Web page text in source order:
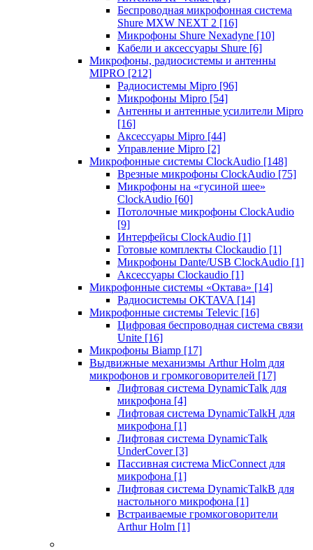
Беспроводная микрофонная система
Shure MXW NEXT 2 [16]
Микрофоны Shure Nexadyne [10]
Кабели и аксессуары Shure [6]
Микрофоны, радиосистемы и антенны
MIPRO [212]
Радиосистемы Mipro [96]
Микрофоны Mipro [54]
Антенны и антенные усилители Mipro
[16]
Аксессуары Mipro [44]
Управление Mipro [2]
Микрофонные системы ClockAudio [148]
Врезные микрофоны ClockAudio [75]
Микрофоны на «гусиной шее»
ClockAudio [60]
Потолочные микрофоны ClockAudio
[9]
Интерфейсы ClockAudio [1]
Готовые комплекты Clockaudio [1]
Микрофоны Dante/USB ClockAudio [1]
Аксессуары Clockaudio [1]
Микрофонные системы «Октава» [14]
Радиосистемы OKTAVA [14]
Микрофонные системы Televic [16]
Цифровая беспроводная система связи
Unite [16]
Микрофоны Biamp [17]
Выдвижные механизмы Arthur Holm для
микрофонов и громкоговорителей [17]
Лифтовая система DynamicTalk для
микрофона [4]
Лифтовая система DynamicTalkH для
микрофона [1]
Лифтовая система DynamicTalk
UnderCover [3]
Пассивная система MicConnect для
микрофона [1]
Лифтовая система DynamicTalkB для
настольного микрофона [1]
Встраиваемые громкоговорители
Arthur Holm [1]